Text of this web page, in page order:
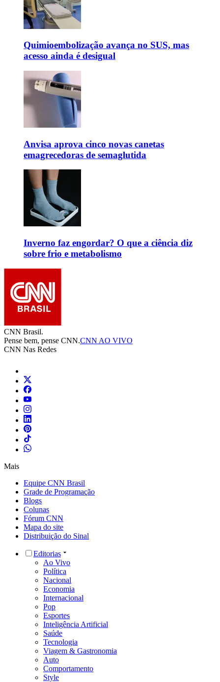
Quimioembolização avança no SUS, mas
acesso ainda é desigual
Anvisa aprova cinco novas canetas
emagrecedoras de semaglutida
Inverno faz engordar? O que a ciência diz
sobre frio e metabolismo
CNN Brasil.
Pense bem, pense CNN.CNN AO VIVO
CNN Nas Redes
Mais
Equipe CNN Brasil
Grade de Programação
Blogs
Colunas
Fórum CNN
Mapa do site
Distribuição do Sinal
Editorias
Ao Vivo
Política
Nacional
Economia
Internacional
Pop
Esportes
Inteligência Artificial
Saúde
Tecnologia
Viagem & Gastronomia
Auto
Comportamento
Style